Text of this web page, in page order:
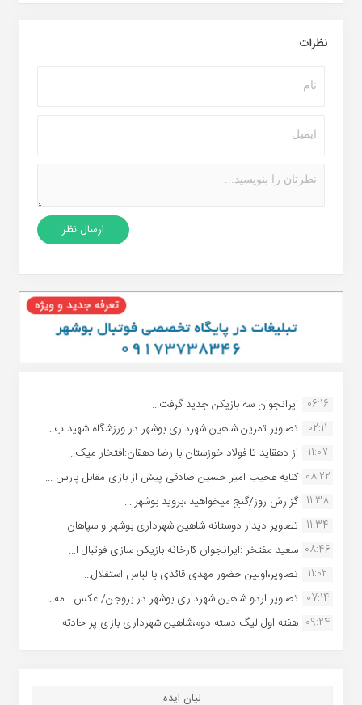
نظرات
06:16 ایرانجوان سه بازیکن جدید گرفت...
02:11
تصاویر تمرین شاهین شهردارى بوشهر در ورزشگاه شهید ب...
11:07
از دهقاید تا فولاد خوزستان با رضا دهقان:افتخار میک...
08:22 کنایه عجیب امیر حسین صادقی پیش از بازی مقابل پارس ...
11:38 گزارش روز/گنج میخواهید ،بروید بوشهر!...
11:34 تصاویر دیدار دوستانه شاهین شهردارى بوشهر و سپاهان ...
08:46 سعید مفتخر :ایرانجوان کارخانه بازیکن سازی فوتبال ا...
11:02
تصاویر،اولین حضور مهدی قائدی با لباس استقلال...
07:14 تصاویر اردو شاهین شهرداری بوشهر در بروجن/ عکس : مه...
09:24 هفته اول لیگ دسته دوم،شاهین شهرداری بازی پر حادثه ...
لیان ایده